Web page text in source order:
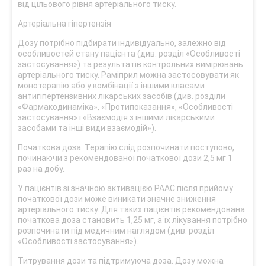
від цільового рівня артеріального тиску.
Артеріальна гіпертензія
Дозу потрібно підбирати індивідуально, залежно від
особливостей стану пацієнта (див. розділ «Особливості
застосування») та результатів контрольних вимірювань
артеріального тиску. Раміприл можна застосовувати як
монотерапію або у комбінації з іншими класами
антигіпертензивних лікарських засобів (див. розділи
«Фармакодинаміка», «Протипоказання», «Особливості
застосування» і «Взаємодія з іншими лікарськими
засобами та інші види взаємодій»).
Початкова доза. Терапію слід розпочинати поступово,
починаючи з рекомендованої початкової дози 2,5 мг 1
раз на добу.
У пацієнтів зі значною активацією РААС після прийому
початкової дози може виникати значне зниження
артеріального тиску. Для таких пацієнтів рекомендована
початкова доза становить 1,25 мг, а їх лікування потрібно
розпочинати під медичним наглядом (див. розділ
«Особливості застосування»).
Титрування дози та підтримуюча доза. Дозу можна